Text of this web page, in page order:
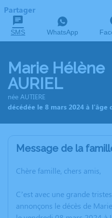
Partager
SMS WhatsApp
Marie Hélène
AURIEL
née AUTIERE
décédée le 8 mars 2024 à l'âge
Message de la
Chère famille, chers amis,
C’est avec une grande
annonçons le décès de